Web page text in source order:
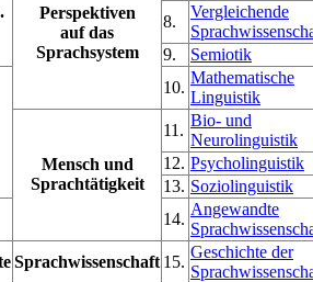
Perspektiven
auf das
Sprachsystem
8.
Vergleichende
9.
Semiotik
10.
Mathematische
Linguistik
Mensch und
Sprachtätigkeit
11.
Bio- und
Neurolinguistik
12. Psycholinguistik
13. Soziolinguistik
14.
Angewandte
Sprachwissenschaft 15.
Geschichte der